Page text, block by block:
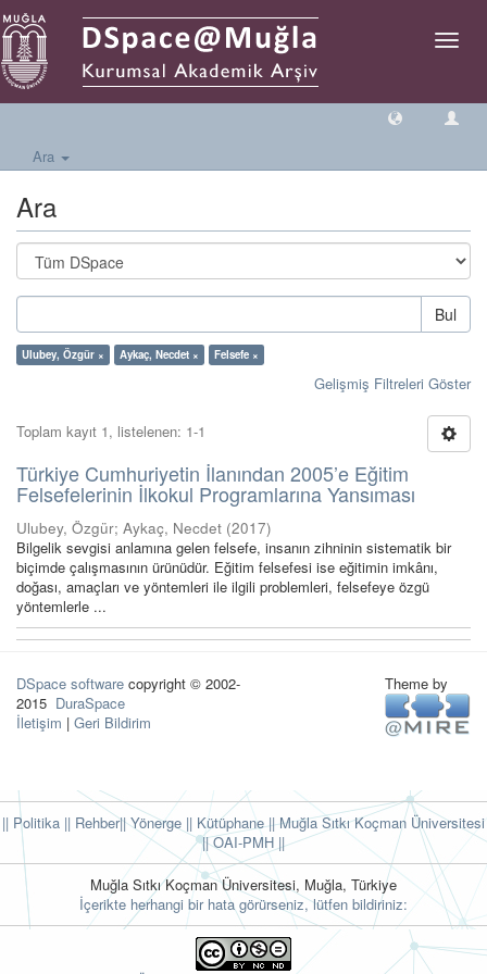
Geçiş
Ara
Ara
Bul
Ulubey, Özgür × Aykaç, Necdet × Felsefe ×
Gelişmiş Filtreleri Göster
Toplam kayıt 1, listelenen: 1-1
Türkiye Cumhuriyetin İlanından 2005’e Eğitim
Felsefelerinin İlkokul Programlarına Yansıması
Ulubey, Özgür; Aykaç, Necdet (2017)
Bilgelik sevgisi anlamına gelen felsefe, insanın zihninin sistematik bir
biçimde çalışmasının ürünüdür. Eğitim felsefesi ise eğitimin imkânı,
doğası, amaçları ve yöntemleri ile ilgili problemleri, felsefeye özgü
yöntemlerle ...
DSpace software copyright © 2002-
2015 DuraSpace
İletişim | Geri Bildirim
Theme by
|| Politika || Rehber|| Yönerge || Kütüphane|| Muğla Sıtkı Koçman Üniversitesi
||OAI-PMH ||
Muğla Sıtkı Koçman Üniversitesi, Muğla, Türkiye
İçerikte herhangi bir hata görürseniz, lütfen bildiriniz: